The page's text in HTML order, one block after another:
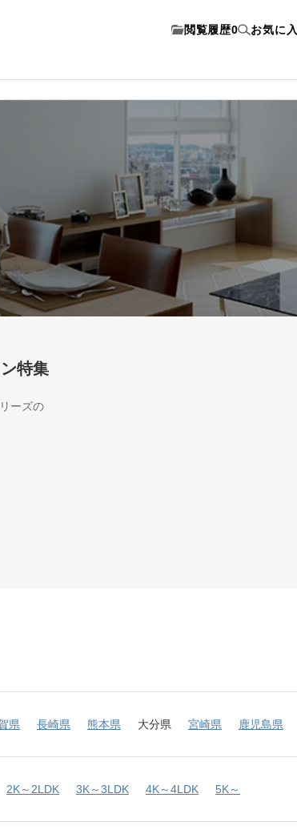
閲覧履歴0 お気に
特集
ーズの
県 長崎県 熊本県 大分県 宮崎県 鹿児島県
2K～2LDK 3K～3LDK 4K～4LDK 5K～